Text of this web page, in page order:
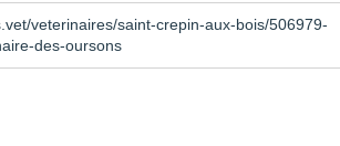
veterinaires/saint-crepin-aux-bois/506979-
des-oursons